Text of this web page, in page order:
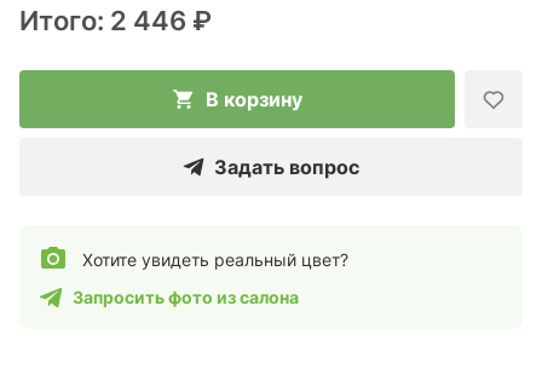
Итого: 2 446 ₽
В корзину
Задать вопрос
Хотите увидеть реальный цвет?
Запросить фото из салона